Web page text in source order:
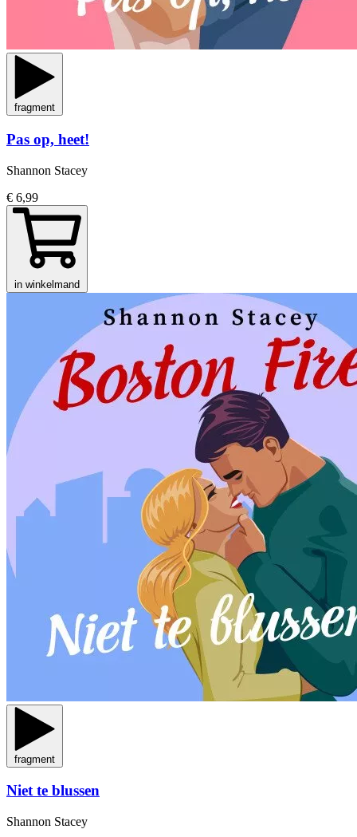
fragment
Pas op, heet!
Shannon Stacey
€ 6,99
in winkelmand
fragment
Niet te blussen
Shannon Stacey